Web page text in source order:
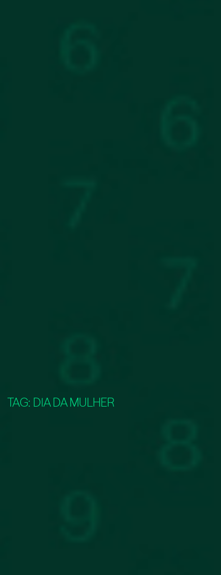
TAG: DIA DA MULHER